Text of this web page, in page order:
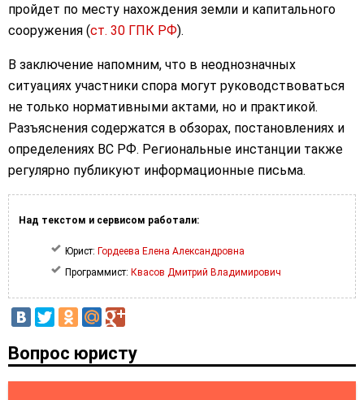
пройдет по месту нахождения земли и капитального
сооружения (ст. 30 ГПК РФ).
В заключение напомним, что в неоднозначных
ситуациях участники спора могут руководствоваться
не только нормативными актами, но и практикой.
Разъяснения содержатся в обзорах, постановлениях и
определениях ВС РФ. Региональные инстанции также
регулярно публикуют информационные письма.
Над текстом и сервисом работали:
Юрист: Гордеева Елена Александровна
Программист: Квасов Дмитрий Владимирович
Вопрос юристу